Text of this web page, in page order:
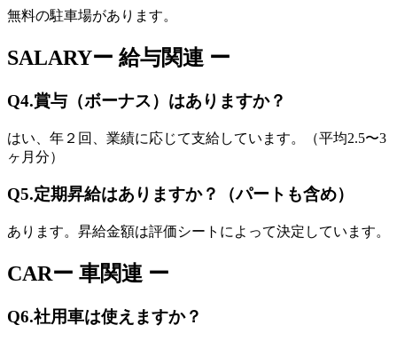
無料の駐車場があります。
SALARYー 給与関連 ー
Q4.賞与（ボーナス）はありますか？
はい、年２回、業績に応じて支給しています。（平均2.5〜3
ヶ月分）
Q5.定期昇給はありますか？（パートも含め）
あります。昇給金額は評価シートによって決定しています。
CARー 車関連 ー
Q6.社用車は使えますか？